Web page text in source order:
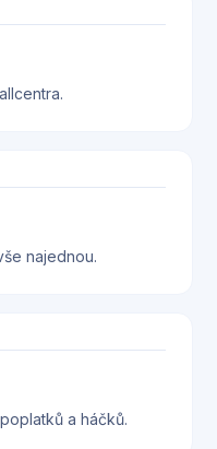
najednou.
a háčků.